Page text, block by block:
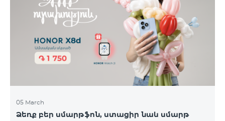
05 March
Ձեռք բեր սմարթֆոն, ստացիր նաև սմարթ